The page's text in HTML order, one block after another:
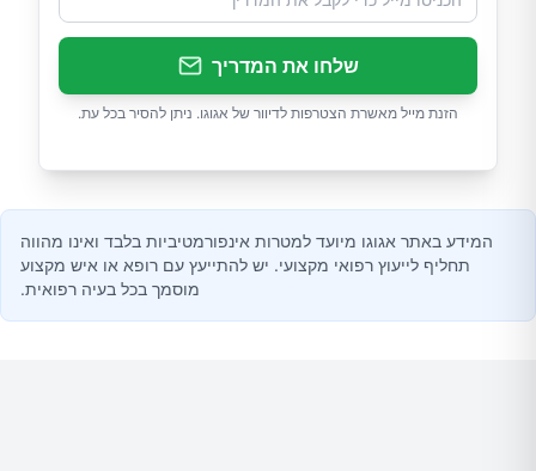
שלחו את המדריך
הזנת מייל מאשרת הצטרפות לדיוור של אגוגו. ניתן להסיר בכל עת.
המידע באתר אגוגו מיועד למטרות אינפורמטיביות בלבד ואינו מהווה
תחליף לייעוץ רפואי מקצועי. יש להתייעץ עם רופא או איש מקצוע
מוסמך בכל בעיה רפואית.